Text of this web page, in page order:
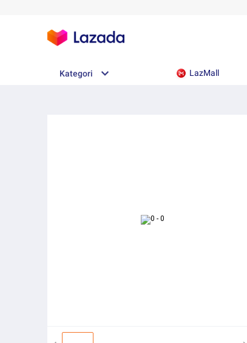
Kategori LazMall